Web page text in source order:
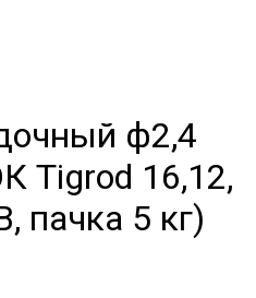
ф2,4
Tigrod 16,12,
пачка 5 кг)